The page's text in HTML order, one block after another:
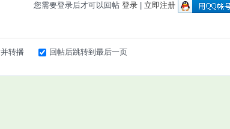
您需要登录后才可以回帖 登录 立即注册
转播 回帖后跳转到最后一页